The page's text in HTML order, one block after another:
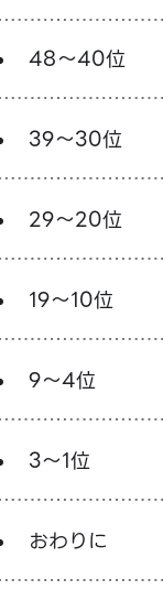
48～40位
39～30位
29～20位
19～10位
9～4位
3～1位
おわりに